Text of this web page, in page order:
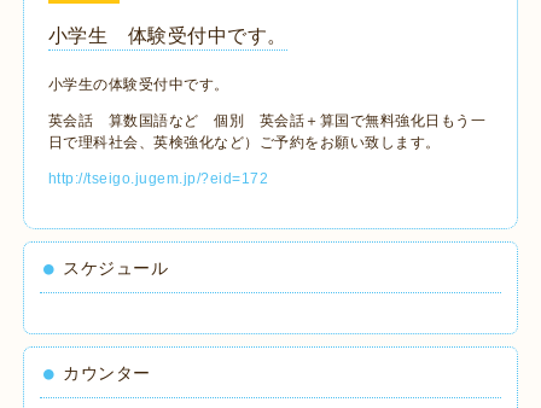
小学生 体験受付中です。
小学生の体験受付中です。
英会話 算数国語など 個別 英会話＋算国で無料強化日もう一
日で理科社会、英検強化など）ご予約をお願い致します。
http://tseigo.jugem.jp/?eid=172
スケジュール
カウンター